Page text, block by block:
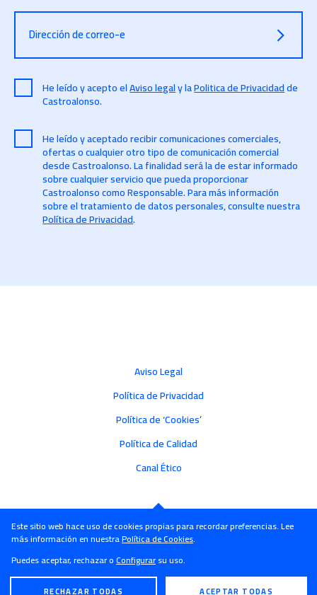
Este sitio web hace uso de cookies propias para recordar preferencias. Lee
más información en nuestraPolítica de Cookies.
Puedes aceptar, rechazar oConfigurarsu uso.
RECHAZAR TODAS ACEPTAR TODAS
Dirección de correo-e
He leído y acepto elAviso legaly laPolitica de Privacidadde
Castroalonso.
He leído y aceptado recibir comunicaciones comerciales,
ofertas o cualquier otro tipo de comunicación comercial
desde Castroalonso. La finalidad será la de estar informado
sobre cualquier servicio que pueda proporcionar
Castroalonso como Responsable. Para más información
sobre el tratamiento de datos personales, consulte nuestra
Política de Privacidad.
Aviso Legal
Política de Privacidad
Política de ‘Cookies’
Política de Calidad
Canal Ético